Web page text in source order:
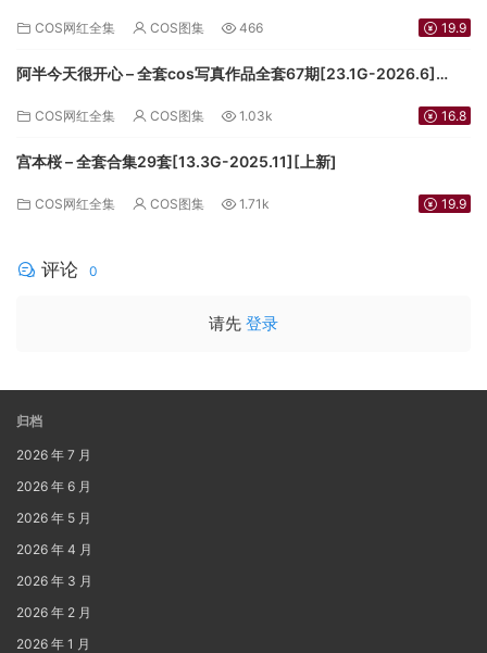
COS网红全集 COS图集 466 19.9
阿半今天很开心 – 全套cos写真作品全套67期[23.1G-2026.6]
COS网红全集 COS图集 1.03k 16.8
宫本桜 – 全套合集29套[13.3G-2025.11][上新]
COS网红全集 COS图集 1.71k 19.9
评论 0
请先 登录
归档
2026 年 7 月
2026 年 6 月
2026 年 5 月
2026 年 4 月
2026 年 3 月
2026 年 2 月
2026 年 1 月